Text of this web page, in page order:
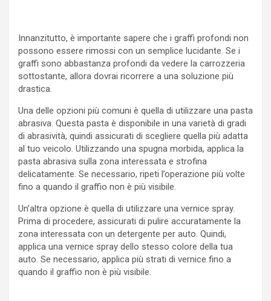
Innanzitutto, è importante sapere che i graffi profondi non
possono essere rimossi con un semplice lucidante. Se i
graffi sono abbastanza profondi da vedere la carrozzeria
sottostante, allora dovrai ricorrere a una soluzione più
drastica.
Una delle opzioni più comuni è quella di utilizzare una pasta
abrasiva. Questa pasta è disponibile in una varietà di gradi
di abrasività, quindi assicurati di scegliere quella più adatta
al tuo veicolo. Utilizzando una spugna morbida, applica la
pasta abrasiva sulla zona interessata e strofina
delicatamente. Se necessario, ripeti l’operazione più volte
fino a quando il graffio non è più visibile.
Un’altra opzione è quella di utilizzare una vernice spray.
Prima di procedere, assicurati di pulire accuratamente la
zona interessata con un detergente per auto. Quindi,
applica una vernice spray dello stesso colore della tua
auto. Se necessario, applica più strati di vernice fino a
quando il graffio non è più visibile.